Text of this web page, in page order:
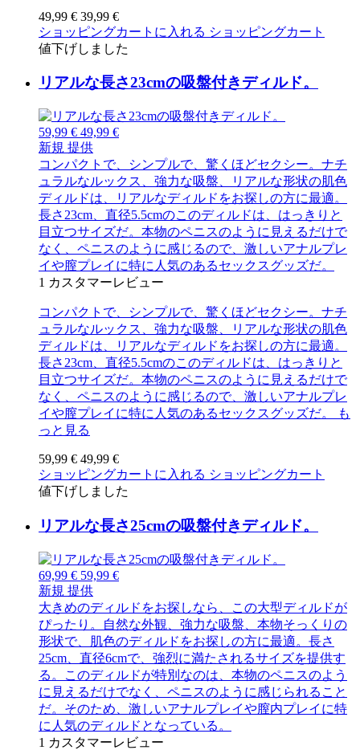
49,99 € 39,99 €
ショッピングカートに入れる ショッピングカート
値下げしました
リアルな長さ23cmの吸盤付きディルド。
59,99 € 49,99 €
新規 提供
コンパクトで、シンプルで、驚くほどセクシー。ナチ
ュラルなルックス、強力な吸盤、リアルな形状の肌色
ディルドは、リアルなディルドをお探しの方に最適。
長さ23cm、直径5.5cmのこのディルドは、はっきりと
目立つサイズだ。本物のペニスのように見えるだけで
なく、ペニスのように感じるので、激しいアナルプレ
イや膣プレイに特に人気のあるセックスグッズだ。
1 カスタマーレビュー
コンパクトで、シンプルで、驚くほどセクシー。ナチ
ュラルなルックス、強力な吸盤、リアルな形状の肌色
ディルドは、リアルなディルドをお探しの方に最適。
長さ23cm、直径5.5cmのこのディルドは、はっきりと
目立つサイズだ。本物のペニスのように見えるだけで
なく、ペニスのように感じるので、激しいアナルプレ
イや膣プレイに特に人気のあるセックスグッズだ。
も
っと見る
59,99 € 49,99 €
ショッピングカートに入れる ショッピングカート
値下げしました
リアルな長さ25cmの吸盤付きディルド。
69,99 € 59,99 €
新規 提供
大きめのディルドをお探しなら、この大型ディルドが
ぴったり。自然な外観、強力な吸盤、本物そっくりの
形状で、肌色のディルドをお探しの方に最適。長さ
25cm、直径6cmで、強烈に満たされるサイズを提供す
る。このディルドが特別なのは、本物のペニスのよう
に見えるだけでなく、ペニスのように感じられること
だ。そのため、激しいアナルプレイや膣内プレイに特
に人気のディルドとなっている。
1 カスタマーレビュー